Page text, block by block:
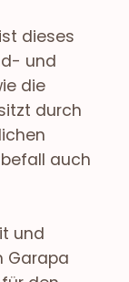
dieses
und
die
durch
auch
und
Garapa